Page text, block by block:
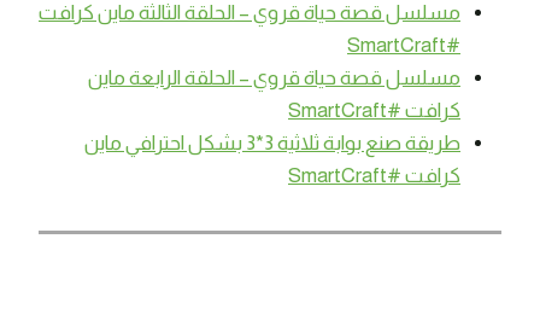
مسلسل قصة حياة قروي – الحلقة الثالثة ماين كرافت
#SmartCraft
مسلسل قصة حياة قروي – الحلقة الرابعة ماين
كرافت #SmartCraft
طريقة صنع بوابة ثلاثية 3*3 بشكل احترافي ماين
كرافت #SmartCraft